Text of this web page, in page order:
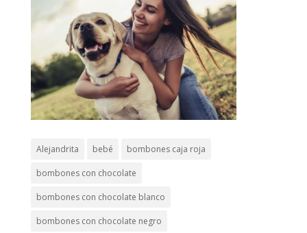
Alejandrita bebé bombones caja roja
bombones con chocolate
bombones con chocolate blanco
bombones con chocolate negro